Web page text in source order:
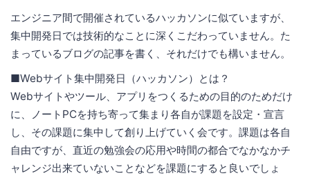
エンジニア間で開催されているハッカソンに似ていますが、
集中開発日では技術的なことに深くこだわっていません。た
まっているブログの記事を書く、それだけでも構いません。
■Webサイト集中開発日（ハッカソン）とは？
Webサイトやツール、アプリをつくるための目的のためだけ
に、ノートPCを持ち寄って集まり各自が課題を設定・宣言
し、その課題に集中して創り上げていく会です。課題は各自
自由ですが、直近の勉強会の応用や時間の都合でなかなかチ
ャレンジ出来ていないことなどを課題にすると良いでしょ